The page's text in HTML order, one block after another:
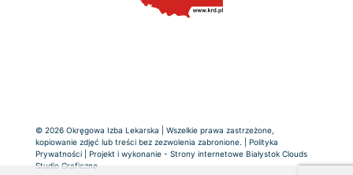
© 2026 Okręgowa Izba Lekarska | Wszelkie prawa zastrzeżone,
kopiowanie zdjęć lub treści bez zezwolenia zabronione. | Polityka
Prywatności | Projekt i wykonanie - Strony internetowe Białystok Clouds
Studio Graficzne